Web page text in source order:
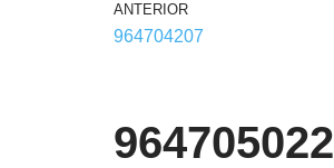
ANTERIOR
964704207
964705022